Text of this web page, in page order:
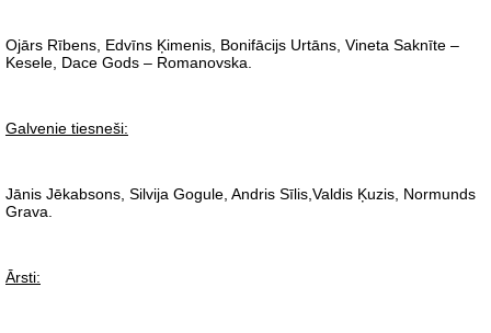
Ojārs Rībens, Edvīns Ķimenis, Bonifācijs Urtāns, Vineta Saknīte –
Kesele, Dace Gods – Romanovska.
Galvenie tiesneši:
Jānis Jēkabsons, Silvija Gogule, Andris Sīlis,Valdis Ķuzis, Normunds
Grava.
Ārsti: